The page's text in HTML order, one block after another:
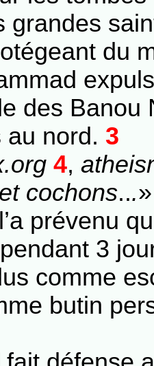
grandes
du
des Banou
au nord. 3
4,
cochons...
prévenu
3
comme
butin